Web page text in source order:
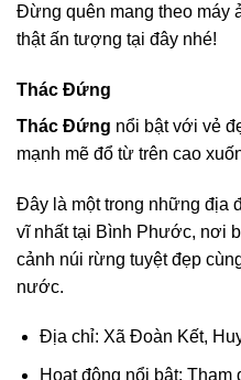
Đừng quên mang theo máy
thật ấn tượng tại đây nhé!
Thác Đứng
Thác Đứng nổi bật với vẻ
mạnh mẽ đổ từ trên cao
Đây là một trong những địa
vĩ nhất tại Bình Phước, nơi
cảnh núi rừng tuyệt đẹp
nước.
Địa chỉ: Xã Đoàn Kết,
Hoạt động nổi bật: Tham